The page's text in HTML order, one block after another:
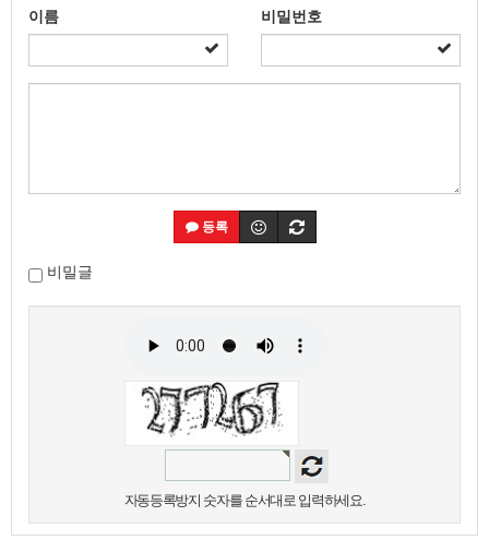
이름 비밀번호
등록
비밀글
자동등록방지 숫자를 순서대로 입력하세요.